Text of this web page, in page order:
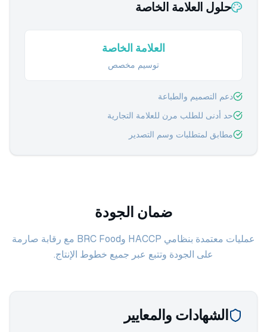
حلول العلامة الخاصة
العلامة الخاصة
توسيم مخصص
دعم التصميم والطباعة
حد أدنى للطلب مرن للعلامة التجارية
مطابق لمتطلبات وسم التصدير
ضمان الجودة
عمليات معتمدة بنظامي HACCP وBRC Food مع رقابة صارمة
على الجودة وتتبع عبر جميع خطوط الإنتاج.
الشهادات والمعايير